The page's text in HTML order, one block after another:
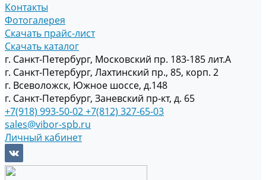
Контакты
Фотогалерея
Скачать прайс-лист
Скачать каталог
г. Санкт-Петербург, Московский пр. 183-185 лит.А
г. Санкт-Петербург, Лахтинский пр., 85, корп. 2
г. Всеволожск, Южное шоссе, д.148
г. Санкт-Петербург, Заневский пр-кт, д. 65
+7(918) 993-50-02+7(812) 327-65-03
sales@vibor-spb.ru
Личный кабинет